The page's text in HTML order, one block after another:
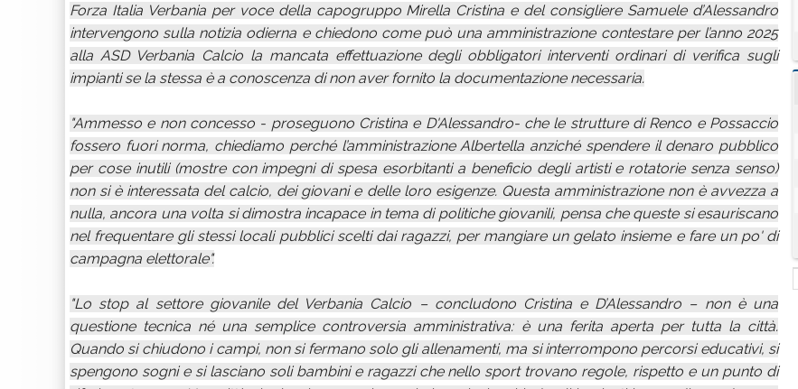
Forza Italia Verbania per voce della capogruppo Mirella Cristina e del consigliere Samuele d’Alessandro
intervengono sulla notizia odierna e chiedono come può una amministrazione contestare per l’anno 2025
alla ASD Verbania Calcio la mancata effettuazione degli obbligatori interventi ordinari di verifica sugli
impianti se la stessa è a conoscenza di non aver fornito la documentazione necessaria.
"Ammesso e non concesso - proseguono Cristina e D'Alessandro- che le strutture di Renco e Possaccio
fossero fuori norma, chiediamo perché l’amministrazione Albertella anziché spendere il denaro pubblico
per cose inutili (mostre con impegni di spesa esorbitanti a beneficio degli artisti e rotatorie senza senso)
non si è interessata del calcio, dei giovani e delle loro esigenze. Questa amministrazione non è avvezza a
nulla, ancora una volta si dimostra incapace in tema di politiche giovanili, pensa che queste si esauriscano
nel frequentare gli stessi locali pubblici scelti dai ragazzi, per mangiare un gelato insieme e fare un po' di
campagna elettorale".
"Lo stop al settore giovanile del Verbania Calcio – concludono Cristina e D’Alessandro – non è una
questione tecnica né una semplice controversia amministrativa: è una ferita aperta per tutta la città.
Quando si chiudono i campi, non si fermano solo gli allenamenti, ma si interrompono percorsi educativi, si
spengono sogni e si lasciano soli bambini e ragazzi che nello sport trovano regole, rispetto e un punto di